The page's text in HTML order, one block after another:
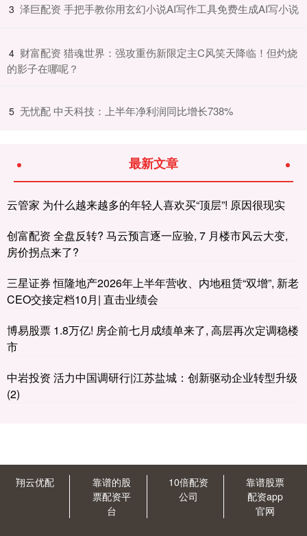
3 ​泽巨配资 手把手教你用玄幻小说AI写作工具免费生成AI写小说
4 ​财富配资 猎魂世界：强攻重伤新限定主C风笑天降临！但灼烧
的影子在哪呢？
5 ​无忧配 中天科技：上半年净利润同比增长738%
最新文章
云管家 为什么越来越多的年轻人喜欢买“顶层”! 原因很现实
创富配资 全盘反转? 马云预言逐一应验, 7 月楼市风云大变,
房价拐点来了?
三星证券 恒隆地产2026年上半年营收、内地租赁“双增”, 新老
CEO交接定档10月| 直击业绩会
博易股票 1.8万亿! 房企前七月成绩单来了, 高层再次定调稳楼
市
中岩投资 活力中国调研行|江苏盐城：创新驱动企业转型升级
(2)
翔云优配
靠谱的股
票配资平
台
10倍配资
公司
靠谱股票
配资app
官网